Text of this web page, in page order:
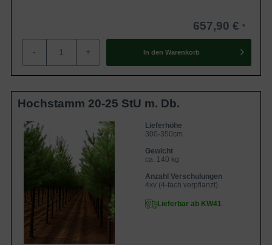
657,90 €
- + In den Warenkorb
Hochstamm 20-25 StU m. Db.
Lieferhöhe
300-350cm
Gewicht
ca. 140 kg
Anzahl Verschulungen
4xv (4-fach verpflanzt)
Lieferbar ab KW41